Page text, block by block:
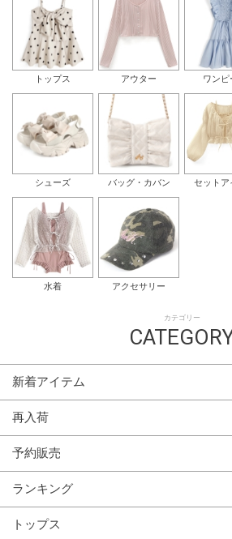
トップス アウター ワンピ
シューズ バッグ・カバン セットア
水着 アクセサリー
カテゴリー
新着アイテム
再入荷
予約販売
ランキング
トップス